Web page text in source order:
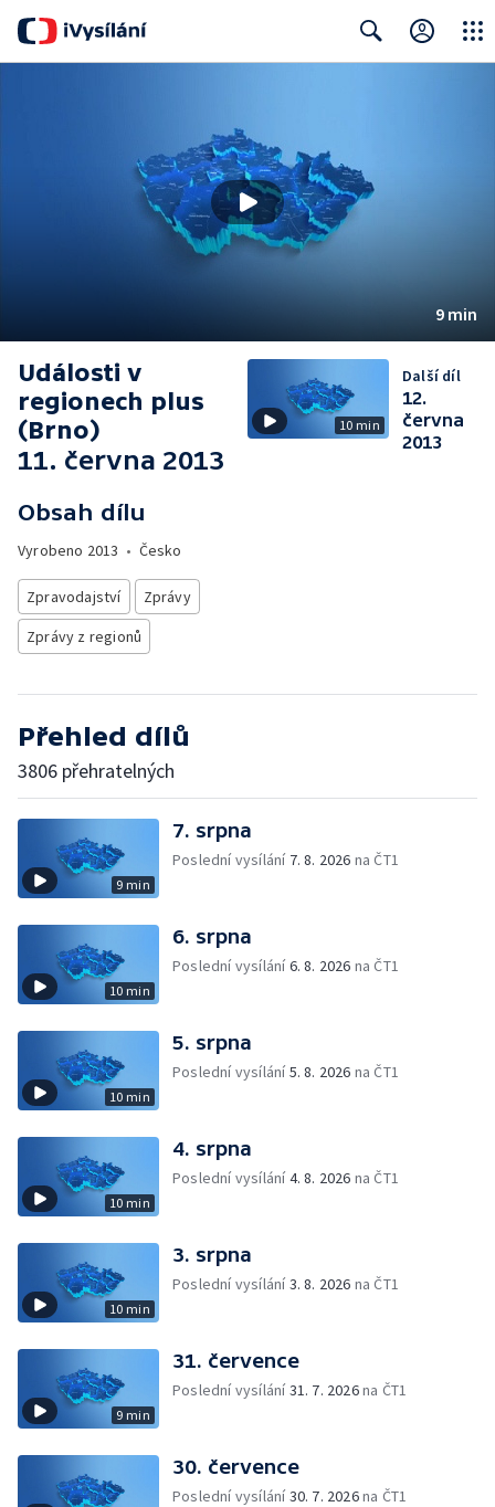
9 min
Události v
regionech plus
(Brno)
11. června 2013
Obsah dílu
Vyrobeno 2013 • Česko
Zpravodajství
Zprávy
Zprávy z regionů
10 min
Další díl
12.
června
2013
Přehled dílů
3806 přehratelných
9 min
7. srpna
Poslední vysílání 7. 8. 2026 na ČT1
10 min
6. srpna
Poslední vysílání6. 8. 2026 na ČT1
10 min
5. srpna
Poslední vysílání5. 8. 2026 na ČT1
10 min
4. srpna
Poslední vysílání4. 8. 2026 na ČT1
10 min
3. srpna
Poslední vysílání3. 8. 2026 na ČT1
9 min
31. července
Poslední vysílání31. 7. 2026na ČT1
30. července
Poslední vysílání30. 7. 2026na ČT1